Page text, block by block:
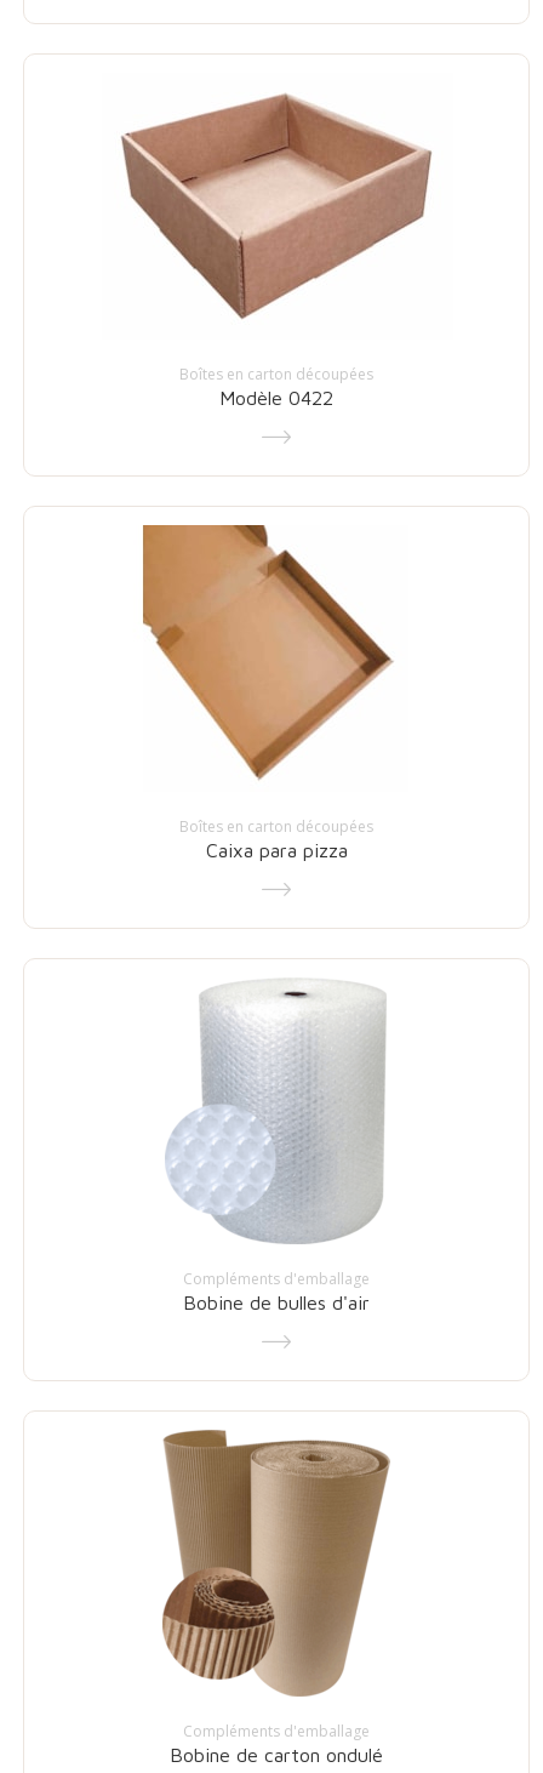
Boîtes en carton découpées
Modèle 0422
Boîtes en carton découpées
Caixa para pizza
Compléments d'emballage
Bobine de bulles d'air
Compléments d'emballage
Bobine de carton ondulé